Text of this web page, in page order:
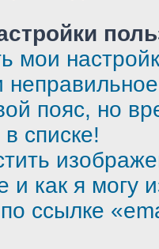
мои
пояс, но
списке!
и как я могу
ссылке